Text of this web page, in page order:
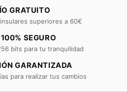
GRATUITO
superiores a 60€
SEGURO
bits para tu tranquilidad
GARANTIZADA
para realizar tus cambios